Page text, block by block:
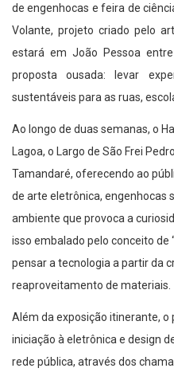
de engenhocas e feira de
Volante, projeto criado pelo
estará em João Pessoa
proposta ousada: levar
sustentáveis para as ruas,
Ao longo de duas semanas, o
Lagoa, o Largo de São Frei
Tamandaré, oferecendo ao
de arte eletrônica, engenhocas
ambiente que provoca a
isso embalado pelo conceito
pensar a tecnologia a partir da
reaproveitamento de materiais.
Além da exposição itinerante,
iniciação à eletrônica e design
rede pública, através dos